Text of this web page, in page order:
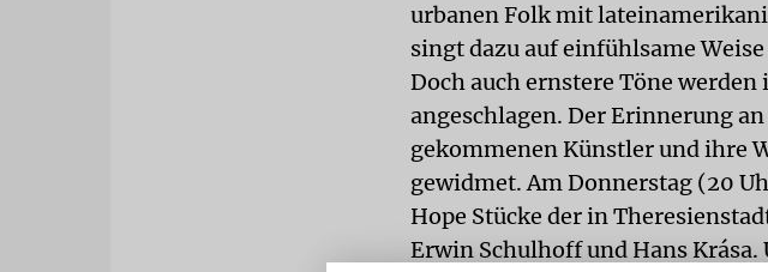
urbanen Folk mit
singt dazu auf einfühlsame
Doch auch ernstere Töne
angeschlagen. Der Erinnerung
gekommenen Künstler und ihre
gewidmet. Am Donnerstag (20
Hope Stücke der in
Erwin Schulhoff und Hans Krása.